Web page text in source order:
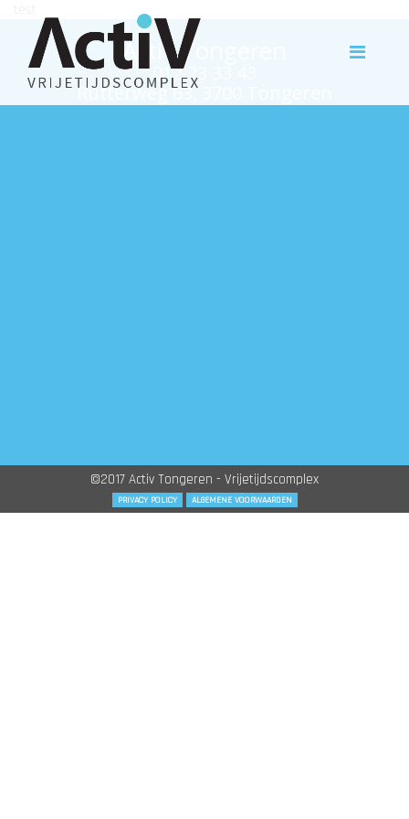
Activ Tongeren
012 23 33 43
Rutterweg 63, 3700 Tongeren
©2017 Activ Tongeren - Vrijetijdscomplex
PRIVACY POLICY ALGEMENE VOORWAARDEN